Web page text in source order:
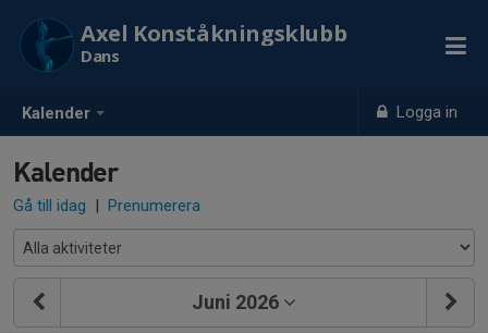
Kalender Logga in
Axel Konståkningsklubb
Dans
Kalender
Gå till idag | Prenumerera
Juni 2026